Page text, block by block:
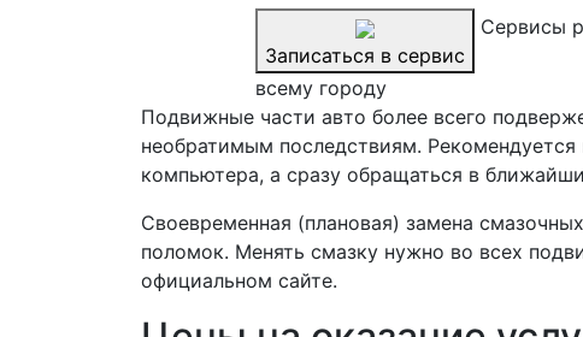
Записаться в сервис
Сервисы
всему городу
Подвижные части авто более всего
необратимым последствиям.
компьютера, а сразу обращаться в
Своевременная (плановая) замена
поломок. Менять смазку нужно во всех
официальном сайте.